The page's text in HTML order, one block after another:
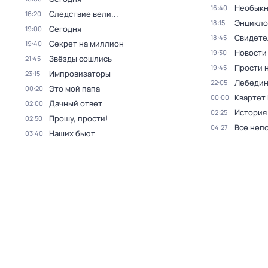
16:20 Следствие вели...
19:00 Сегодня
19:40 Секрет на миллион
21:45 Звёзды сошлись
23:15 Импровизаторы
00:20 Это мой папа
02:00 Дачный ответ
02:50 Прошу, прости!
03:40 Наших бьют
16:40
18:15
18:45
19:30
19:45 Прости
22:05
00:00
02:25
04:27 Все